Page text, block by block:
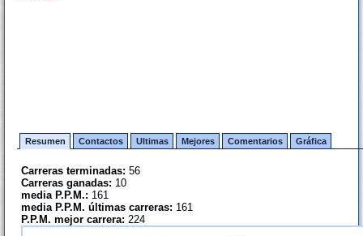
Resumen Contactos Ultimas Mejores Comentarios Gráfica
Carreras terminadas: 56
Carreras ganadas: 10
media P.P.M.: 161
media P.P.M. últimas carreras: 161
P.P.M. mejor carrera: 224